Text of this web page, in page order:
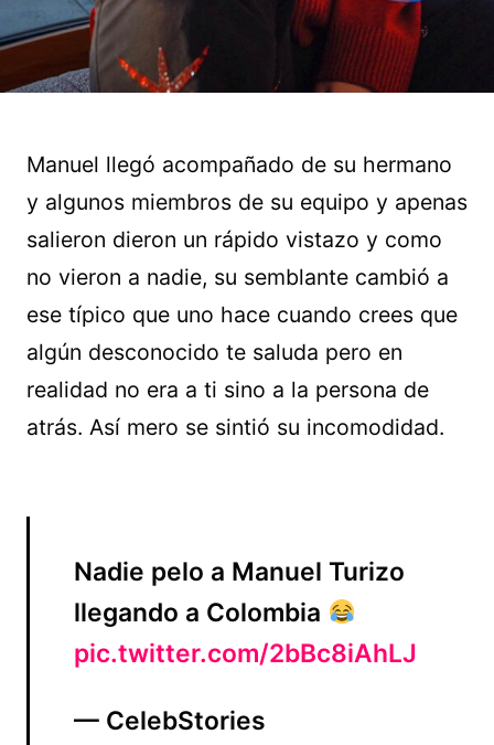
Manuel llegó acompañado de su hermano
y algunos miembros de su equipo y apenas
salieron dieron un rápido vistazo y como
no vieron a nadie, su semblante cambió a
ese típico que uno hace cuando crees que
algún desconocido te saluda pero en
realidad no era a ti sino a la persona de
atrás. Así mero se sintió su incomodidad.
Nadie pelo a Manuel Turizo
llegando a Colombia
pic.twitter.com/2bBc8iAhLJ
— CelebStories